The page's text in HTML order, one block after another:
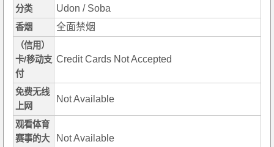
分类 Udon / Soba
香烟 全面禁烟
（信用）
卡/移动支
付
Credit Cards Not Accepted
免费无线
上网
Not Available
观看体育
赛事的大
Not Available